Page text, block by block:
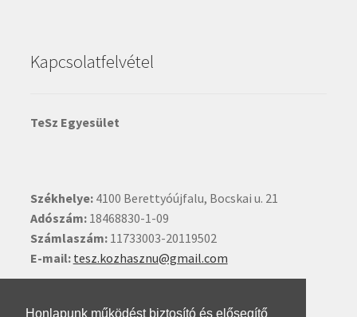
Honlapunk működést biztosító és elősegítő
Kapcsolatfelvétel
TeSz Egyesület
Székhelye:4100 Berettyóújfalu, Bocskai u. 21
Adószám:18468830-1-09
Számlaszám:11733003-20119502
E-mail: tesz.kozhasznu@gmail.com